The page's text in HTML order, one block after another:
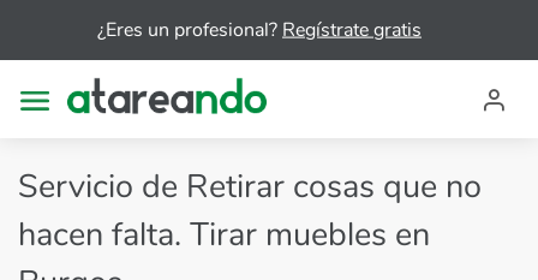
¿Eres un profesional?Regístrate gratis
Servicio de Retirar cosas que no
hacen falta. Tirar muebles en